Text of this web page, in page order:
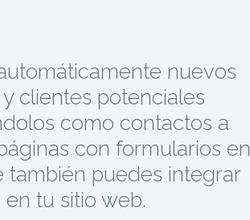
nuevos
clientes potenciales
como contactos a
con formularios en
también puedes integrar
en tu sitio web.